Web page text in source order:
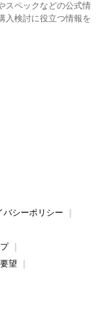
スペックなどの公式情
入検討に役立つ情報を
バシーポリシー
望